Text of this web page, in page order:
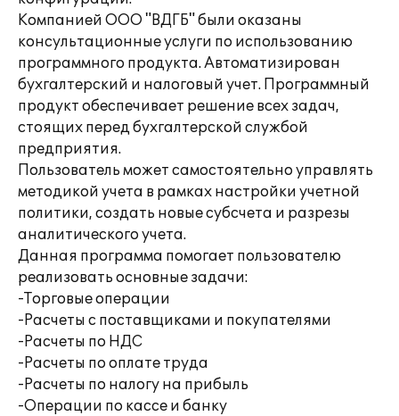
Компанией ООО "ВДГБ" были оказаны
консультационные услуги по использованию
программного продукта. Автоматизирован
бухгалтерский и налоговый учет. Программный
продукт обеспечивает решение всех задач,
стоящих перед бухгалтерской службой
предприятия.
Пользователь может самостоятельно управлять
методикой учета в рамках настройки учетной
политики, создать новые субсчета и разрезы
аналитического учета.
Данная программа помогает пользователю
реализовать основные задачи:
-Торговые операции
-Расчеты с поставщиками и покупателями
-Расчеты по НДС
-Расчеты по оплате труда
-Расчеты по налогу на прибыль
-Операции по кассе и банку